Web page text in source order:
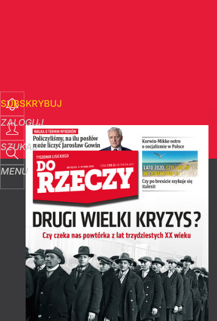
SUBSKRYBUJ
ZALOGUJ
SZUKAJ
MENU